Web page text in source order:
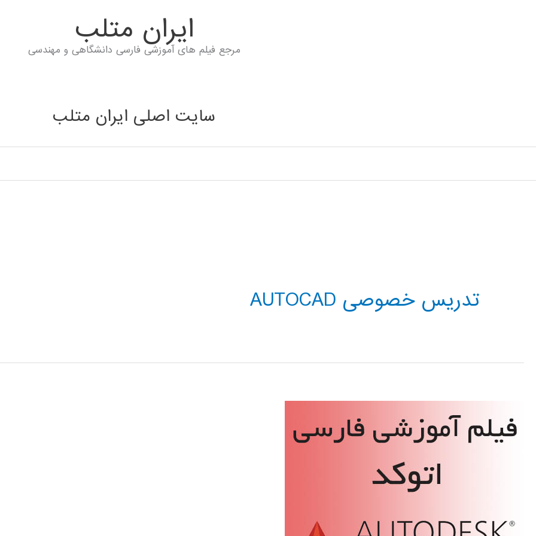
ايران متلب
مرجع فیلم های آموزشی فارسی دانشگاهی و مهندسی
سایت اصلی ایران متلب
تدریس خصوصی AUTOCAD